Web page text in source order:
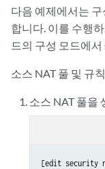
다음 예제에서는
합니다. 이를 수행
드의 구성 모드에
소스 NAT 풀 및 규
소스 NAT 풀을
[edit security